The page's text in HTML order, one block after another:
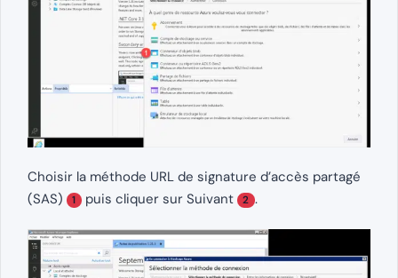
Choisir la méthode URL de signature d’accès partagé
(SAS)
1 puis cliquer sur Suivant 2 .